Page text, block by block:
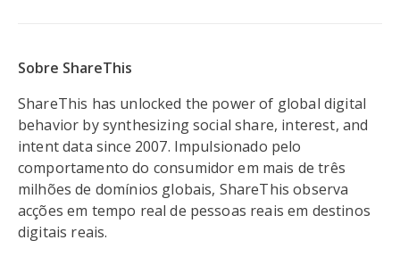
Sobre ShareThis
ShareThis has unlocked the power of global digital
behavior by synthesizing social share, interest, and
intent data since 2007. Impulsionado pelo
comportamento do consumidor em mais de três
milhões de domínios globais, ShareThis observa
acções em tempo real de pessoas reais em destinos
digitais reais.